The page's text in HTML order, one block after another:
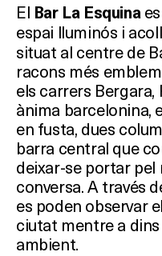
El Bar La Esquinaes
espai lluminós i
situat al centre de
racons més
els carrers Bergara,
ànima barcelonina,
en fusta, dues
barra central que
deixar-se portar pel
conversa. A través
es poden observar
ciutat mentre a dins
ambient.